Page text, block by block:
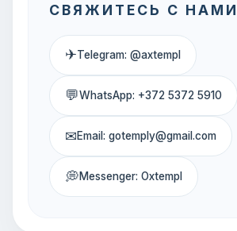
СВЯЖИТЕСЬ С НАМИ
✈Telegram: @axtempl
💬WhatsApp: +372 5372 5910
✉Email: gotemply@gmail.com
💭Messenger: Oxtempl